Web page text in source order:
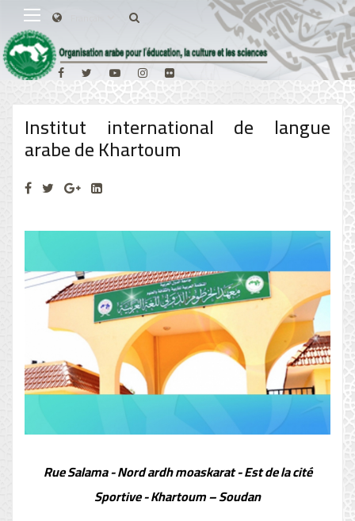
Institut international de langue
arabe de Khartoum
Rue Salama - Nord ardh moaskarat - Est de la cité
Sportive - Khartoum – Soudan